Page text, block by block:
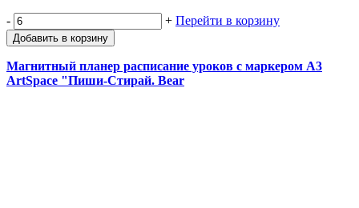
- + Перейти в корзину
Добавить в корзину
Магнитный планер расписание уроков с маркером А3
ArtSpace "Пиши-Стирай. Bear